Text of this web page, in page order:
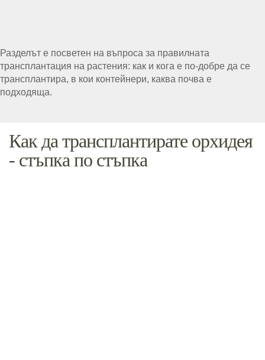
Разделът е посветен на въпроса за правилната
трансплантация на растения: как и кога е по-добре да се
трансплантира, в кои контейнери, каква почва е
подходяща.
Как да трансплантирате орхидея
- стъпка по стъпка